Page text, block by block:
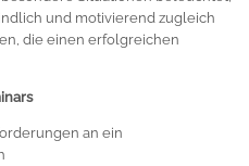
und motivierend zugleich
die einen erfolgreichen
an ein